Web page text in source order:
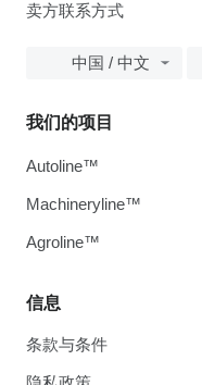
卖方联系方式
中国 / 中文
信息
条款与条件
我们的项目
Autoline™
Machineryline™
Agroline™